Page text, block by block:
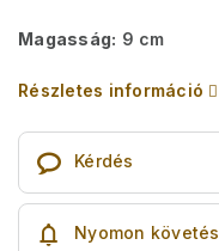
Magasság: 9 cm
Részletes információ
Kérdés
Nyomon követés